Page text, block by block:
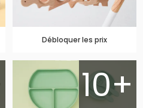
Débloquer les prix
10+